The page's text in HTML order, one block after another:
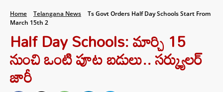
Home Telangana News
Ts Govt Orders Half Day Schools Start From
March 15th 2
Half Day Schools: మార్చి 15
నుంచి ఒంటి పూట బడులు.. సర్క్యులర్
జారీ